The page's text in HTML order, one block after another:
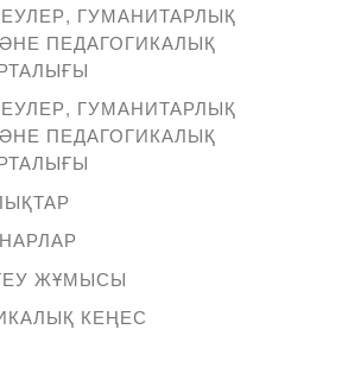
ГУМАНИТАРЛЫҚ
ПЕДАГОГИКАЛЫҚ
ГУМАНИТАРЛЫҚ
ПЕДАГОГИКАЛЫҚ
ЖҰМЫСЫ
КЕҢЕС